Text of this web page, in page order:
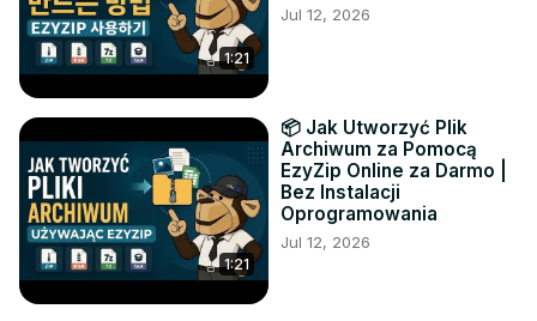
1:21
Jul 12, 2026
1:21
📦 Jak Utworzyć Plik
Archiwum za Pomocą
EzyZip Online za Darmo |
Bez Instalacji
Oprogramowania
Jul 12, 2026